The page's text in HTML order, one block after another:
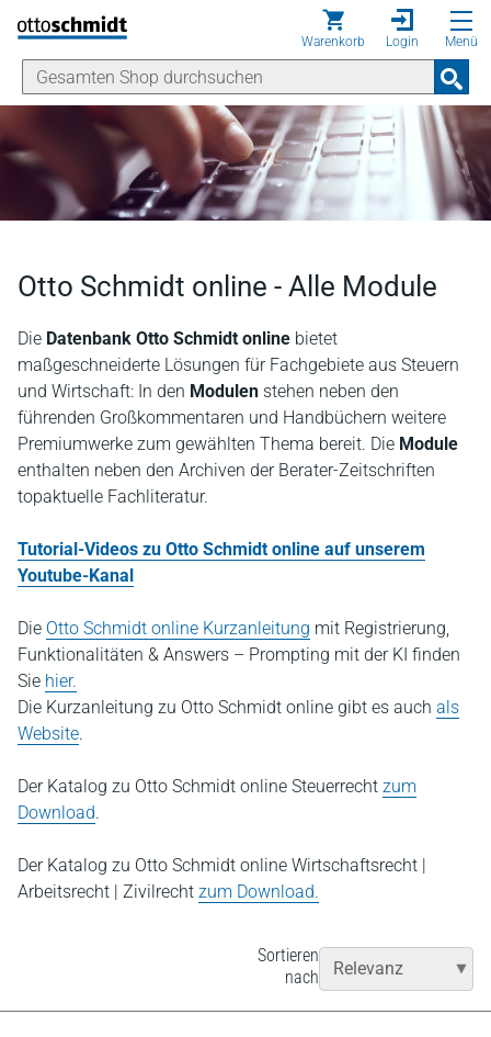
Direkt zum Inhalt
Warenkorb Login Menü
Otto Schmidt online - Alle Module
Die Datenbank Otto Schmidt online bietet
maßgeschneiderte Lösungen für Fachgebiete aus Steuern
und Wirtschaft: In den Modulen stehen neben den
führenden Großkommentaren und Handbüchern weitere
Premiumwerke zum gewählten Thema bereit. Die Module
enthalten neben den Archiven der Berater-Zeitschriften
topaktuelle Fachliteratur.
Tutorial-Videos zu Otto Schmidt online auf unserem
Youtube-Kanal
Die Otto Schmidt online Kurzanleitung mit Registrierung,
Funktionalitäten & Answers – Prompting mit der KI finden
Sie hier.
Die Kurzanleitung zu Otto Schmidt online gibt es auch als
Website.
Der Katalog zu Otto Schmidt online Steuerrecht zum
Download.
Der Katalog zu Otto Schmidt online Wirtschaftsrecht |
Arbeitsrecht | Zivilrecht zum Download.
Sortieren
nach